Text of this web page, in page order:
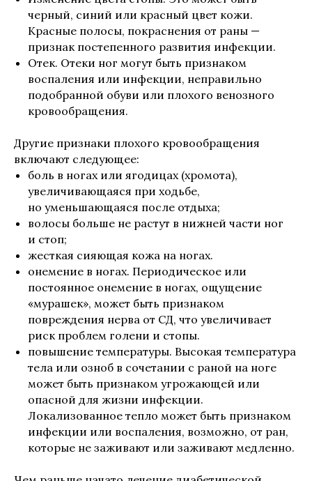
черный, синий или красный цвет кожи.
Красные полосы, покраснения от раны —
признак постепенного развития инфекции.
Отек. Отеки ног могут быть признаком
воспаления или инфекции, неправильно
подобранной обуви или плохого венозного
кровообращения.
Другие признаки плохого кровообращения
включают следующее:
боль в ногах или ягодицах (хромота),
увеличивающаяся при ходьбе,
но уменьшающаяся после отдыха;
волосы больше не растут в нижней части ног
и стоп;
жесткая сияющая кожа на ногах.
онемение в ногах. Периодическое или
постоянное онемение в ногах, ощущение
«мурашек», может быть признаком
повреждения нерва от СД, что увеличивает
риск проблем голени и стопы.
повышение температуры. Высокая температура
тела или озноб в сочетании с раной на ноге
может быть признаком угрожающей или
опасной для жизни инфекции.
Локализованное тепло может быть признаком
инфекции или воспаления, возможно, от ран,
которые не заживают или заживают медленно.